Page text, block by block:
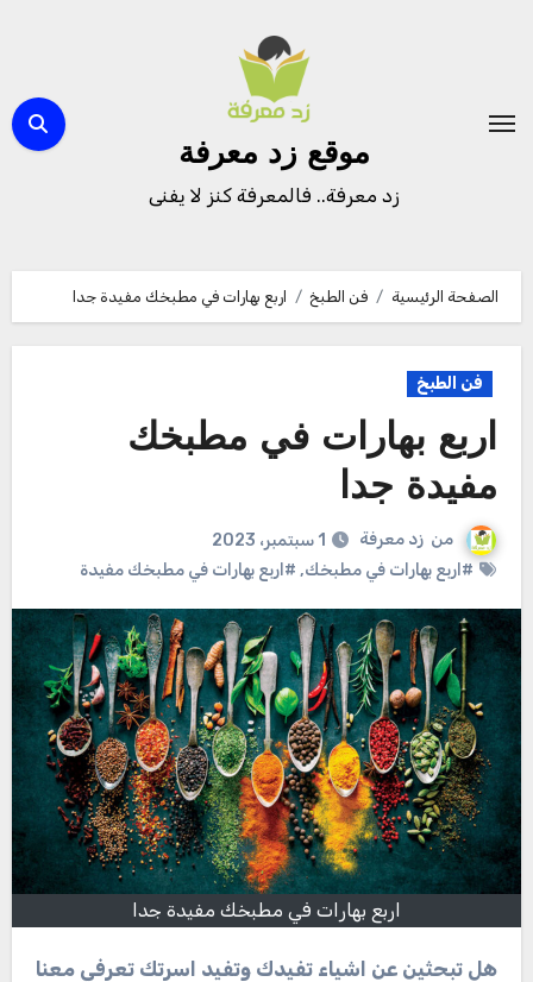
موقع زد معرفة
زد معرفة.. فالمعرفة كنز لا يفنى
الصفحة الرئيسية فن الطبخ اربع بهارات في مطبخك مفيدة جدا
فن الطبخ
اربع بهارات في مطبخك
مفيدة جدا
من زد معرفة
1 سبتمبر، 2023
#اربع بهارات في مطبخك, #اربع بهارات في مطبخك مفيدة
اربع بهارات في مطبخك مفيدة جدا
هل تبحثين عن اشياء تفيدك وتفيد اسرتك تعرفي معنا